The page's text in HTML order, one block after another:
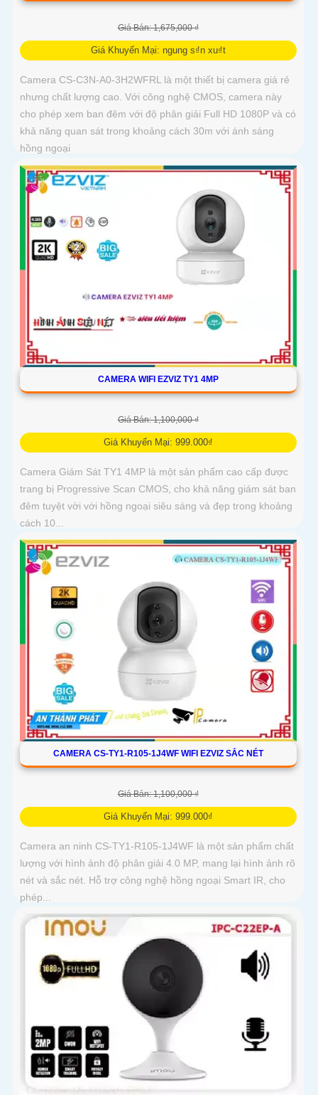
Giá Bán: 1,675,000 ₫
Giá Khuyến Mại: ngung s₫n xu₫t
Camera CS-C3N-A0-3H2WFRL là một thiết bị camera giá rẻ
nhưng chất lượng cao. Với công nghệ CMOS, camera này
cho phép xem ban đêm với độ phân giải Full HD 1080P và có
khả năng quan sát trong khoảng cách 30m với ánh sáng
hồng ngoại
CAMERA WIFI EZVIZ TY1 4MP
Giá Bán: 1,100,000 ₫
Giá Khuyến Mại: 999.000₫
Camera Giám Sát TY1 4MP là một sản phẩm cao cấp được
trang bị Progressive Scan CMOS, cho khả năng giám sát ban
đêm tuyệt vời với hồng ngoại siêu sáng và đẹp trong khoảng
cách 10...
CAMERA CS-TY1-R105-1J4WF WIFI EZVIZ SẮC NÉT
Giá Bán: 1,100,000 ₫
Giá Khuyến Mại: 999.000₫
Camera an ninh CS-TY1-R105-1J4WF là một sản phẩm chất
lượng với hình ảnh độ phân giải 4.0 MP, mang lại hình ảnh rõ
nét và sắc nét. Hỗ trợ công nghệ hồng ngoại Smart IR, cho
phép...